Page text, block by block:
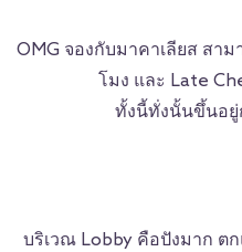
OMG จองกับมาคาเลียส สาม
โมง และ Late
ทั้งนี้ทั่งนั้นขึ้นอยู่
บริเวณ Lobby คือปังมาก ตก